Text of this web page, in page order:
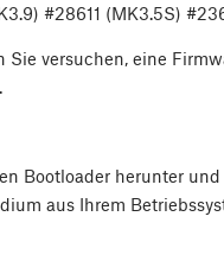
#28611 (MK3.5S)
versuchen, eine
Bootloader herunter
aus Ihrem